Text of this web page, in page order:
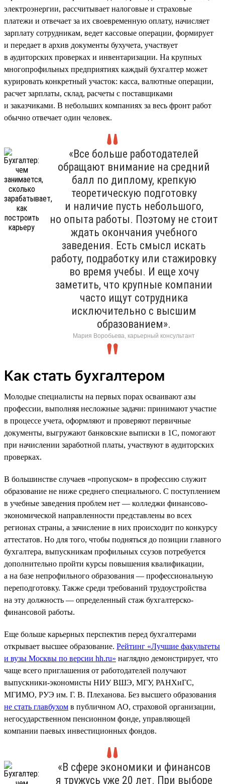
электроэнергии, рассчитывает налоговые и страховые
платежи и отвечает за их своевременную оплату, начисляет
зарплату сотрудникам, ведет кассовые операции, формирует
и передает в архив документы бухучета, участвует
в аудиторских проверках и инвентаризации. На крупных
многопрофильных предприятиях каждый бухгалтер может
курировать конкретный участок: касса, валютные операции,
расчет зарплаты, склад, расчеты с поставщиками
и заказчиками. В небольших компаниях за весь фронт работ
обычно отвечает один человек.
«Все больше работодателей
обращают внимание на средний
балл по диплому, крепкую
теоретическую подготовку
и наличие пусть небольшого,
но опыта работы. Поэтому не стоит
ждать окончания учебного
заведения. Есть смысл искать
работу, подработку или стажировку
во время учебы. И еще хочу
заметить, что крупные компании
часто ищут сотрудника
исключительно с высшим
образованием».
Мария Воробьева, карьерный консультант
Как стать бухгалтером
Молодые специалисты на первых порах осваивают азы
профессии, выполняя несложные задачи: принимают участие
в процессе учета, оформляют и проверяют первичные
документы, выгружают банковские выписки в 1С, помогают
при начислении заработной платы, участвуют в аудиторских
проверках.
В большинстве случаев «пропуском» в профессию служит
образование не ниже среднего специального. С поступлением
в учебные заведения проблем нет — колледжи финансово-
экономической направленности представлены во всех
регионах страны, а зачисление в них происходит по конкурсу
аттестатов. Но для того, чтобы подняться до позиции главного
бухгалтера, выпускникам профильных ссузов потребуется
дополнительно пройти курсы повышения квалификации,
а на базе непрофильного образования — профессиональную
переподготовку. Также среди требований трудоустройства
на эту должность — определенный стаж бухгалтерско-
финансовой работы.
Еще больше карьерных перспектив перед бухгалтерами
открывает высшее образование. Рейтинг «Лучшие факультеты
и вузы Москвы по версии hh.ru» наглядно демонстрирует, что
чаще всего приглашения от работодателей получают
выпускники-экономисты НИУ ВШЭ, МГУ, РАНХиГС,
МГИМО, РУЭ им. Г. В. Плеханова. Без высшего образования
не стать главбухом в публичном АО, страховой организации,
негосударственном пенсионном фонде, управляющей
компании паевых инвестиционных фондов.
«В сфере экономики и финансов
я тружусь уже 20 лет. При выборе